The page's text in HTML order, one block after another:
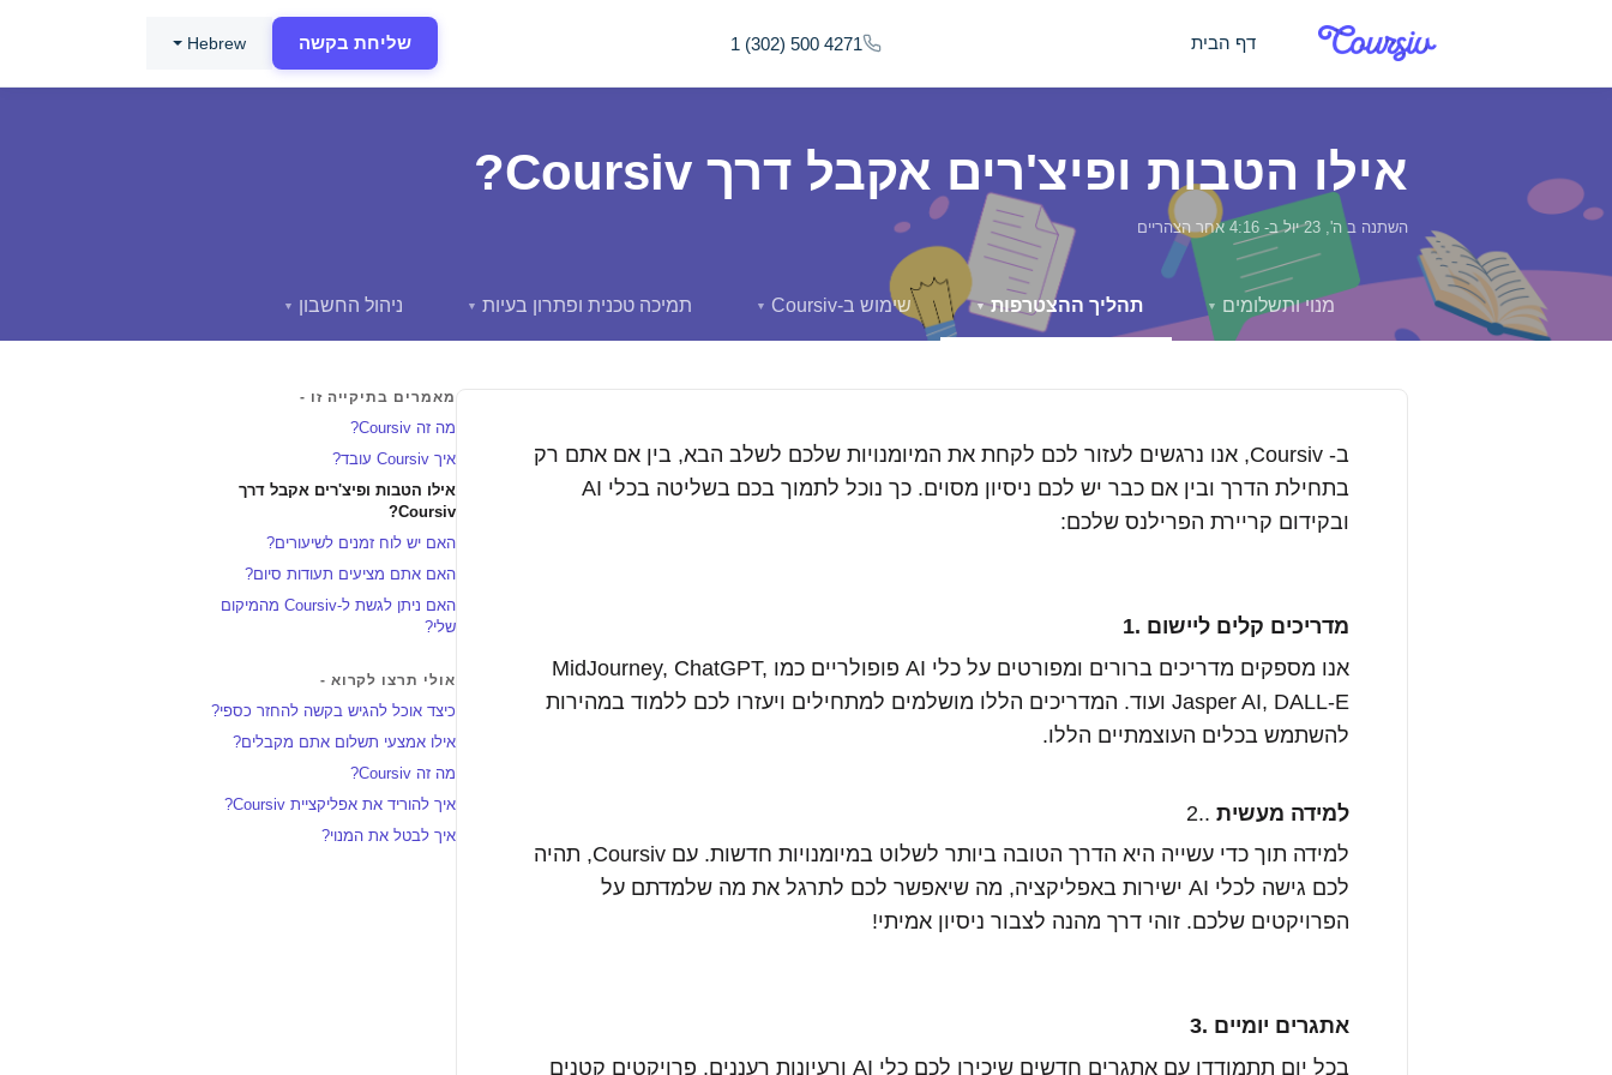
דף הבית
שליחת בקשה 1 (302) 500 4271
Hebrew
אילו הטבות ופיצ'רים אקבל דרך Coursiv?
השתנה ב ה', 23 יול ב- 4:16 אחר הצהריים
מנוי ותשלומים ▼ תהליך ההצטרפות▼ שימוש ב-Coursiv ▼ תמיכה טכנית ופתרון בעיות ▼ ניהול החשבון ▼
ב-
Coursiv, אנו נרגשים לעזור לכם לקחת את המיומנויות שלכם לשלב הבא, בין אם אתם רק
בתחילת הדרך ובין אם כבר יש לכם ניסיון מסוים. כך נוכל לתמוך בכם בשליטה בכלי AI
ובקידום קריירת הפרילנס שלכם:
1. מדריכים קלים ליישום
אנו מספקים מדריכים ברורים ומפורטים על כלי AI פופולריים כמו MidJourney, ChatGPT,
Jasper AI, DALL-E ועוד. המדריכים הללו מושלמים למתחילים ויעזרו לכם ללמוד במהירות
להשתמש בכלים העוצמתיים הללו.
2.. למידה מעשית
למידה תוך כדי עשייה היא הדרך הטובה ביותר לשלוט במיומנויות חדשות. עם Coursiv, תהיה
לכם גישה לכלי AI ישירות באפליקציה, מה שיאפשר לכם לתרגל את מה שלמדתם על
הפרויקטים שלכם. זוהי דרך מהנה לצבור ניסיון אמיתי!
3. אתגרים יומיים
בכל יום תתמודדו עם אתגרים חדשים שיכירו לכם כלי AI ורעיונות רעננים. פרויקטים קטנים
מאמרים בתיקייה זו -
מה זה Coursiv?
איך Coursiv עובד?
אילו הטבות ופיצ'רים אקבל דרך
Coursiv?
האם יש לוח זמנים לשיעורים?
האם אתם מציעים תעודות סיום?
האם ניתן לגשת ל-Coursiv מהמיקום
שלי?
אולי תרצו לקרוא -
כיצד אוכל להגיש בקשה להחזר כספי?
אילו אמצעי תשלום אתם מקבלים?
מה זה Coursiv?
איך להוריד את אפליקציית Coursiv?
איך לבטל את המנוי?